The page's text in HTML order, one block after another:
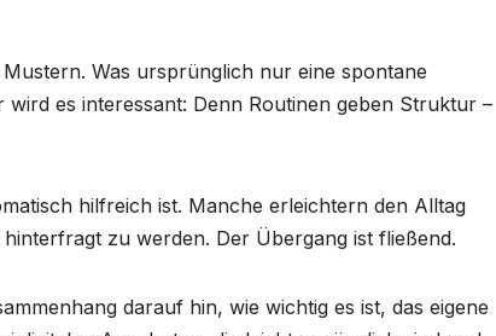
Was ursprünglich nur eine spontane
es interessant: Denn Routinen geben Struktur –
hilfreich ist. Manche erleichtern den Alltag
zu werden. Der Übergang ist fließend.
darauf hin, wie wichtig es ist, das eigene